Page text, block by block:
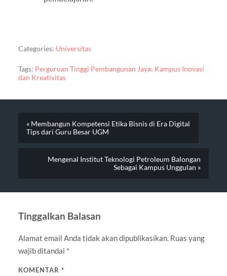
Categories: Universitas
Tags: Perguruan Tinggi Pembangunan Jaya: Kampus Inovasi
dan Kreativitas
« Membangun Kompetensi Etika Bisnis di Era Digital
Tips dari Guru Besar UGM
Mengenal Institut Teknologi Petroleum Balongan
Sebagai Kampus Unggulan »
Tinggalkan Balasan
Alamat email Anda tidak akan dipublikasikan. Ruas yang
wajib ditandai *
KOMENTAR *